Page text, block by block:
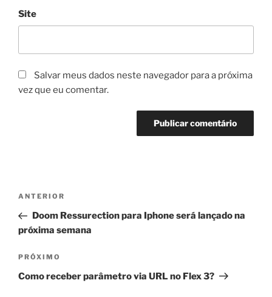
Site
Salvar meus dados neste navegador para a próxima
vez que eu comentar.
Navegação
Post
Post
anterior
ANTERIOR
Doom Ressurection para Iphone será lançado na
próxima semana
Próximo
post
PRÓXIMO
Como receber parâmetro via URL no Flex 3?